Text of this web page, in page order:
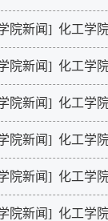
院新闻] 化工学
院新闻] 化工学
院新闻] 化工学
院新闻] 化工学
院新闻] 化工学
院新闻] 化工学